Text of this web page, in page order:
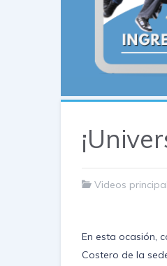
Videos
En esta ocasión,
Costero de la